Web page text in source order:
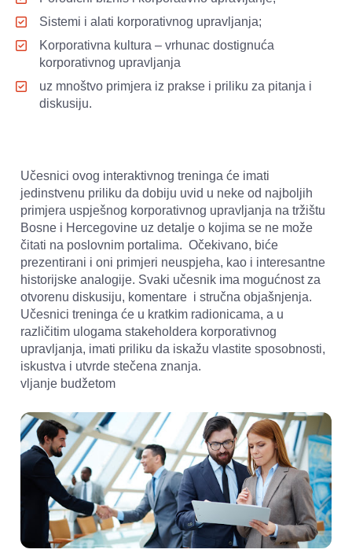
Sistemi i alati korporativnog upravljanja;
Korporativna kultura – vrhunac dostignuća
korporativnog upravljanja
uz mnoštvo primjera iz prakse i priliku za pitanja i
diskusiju.
Učesnici ovog interaktivnog treninga će imati
jedinstvenu priliku da dobiju uvid u neke od najboljih
primjera uspješnog korporativnog upravljanja na tržištu
Bosne i Hercegovine uz detalje o kojima se ne može
čitati na poslovnim portalima.  Očekivano, biće
prezentirani i oni primjeri neuspjeha, kao i interesantne
historijske analogije. Svaki učesnik ima mogućnost za
otvorenu diskusiju, komentare  i stručna objašnjenja.
Učesnici treninga će u kratkim radionicama, a u
različitim ulogama stakeholdera korporativnog
upravljanja, imati priliku da iskažu vlastite sposobnosti,
iskustva i utvrde stečena znanja.
vljanje budžetom